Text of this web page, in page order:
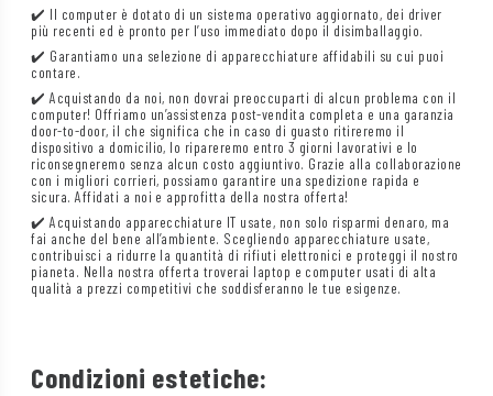
✔️ Il computer è dotato di un sistema operativo aggiornato, dei driver
più recenti ed è pronto per l’uso immediato dopo il disimballaggio.
✔️ Garantiamo una selezione di apparecchiature affidabili su cui puoi
contare.
✔️ Acquistando da noi, non dovrai preoccuparti di alcun problema con il
computer! Offriamo un’assistenza post-vendita completa e una garanzia
door-to-door, il che significa che in caso di guasto ritireremo il
dispositivo a domicilio, lo ripareremo entro 3 giorni lavorativi e lo
riconsegneremo senza alcun costo aggiuntivo. Grazie alla collaborazione
con i migliori corrieri, possiamo garantire una spedizione rapida e
sicura. Affidati a noi e approfitta della nostra offerta!
✔️ Acquistando apparecchiature IT usate, non solo risparmi denaro, ma
fai anche del bene all’ambiente. Scegliendo apparecchiature usate,
contribuisci a ridurre la quantità di rifiuti elettronici e proteggi il nostro
pianeta. Nella nostra offerta troverai laptop e computer usati di alta
qualità a prezzi competitivi che soddisferanno le tue esigenze.
Condizioni estetiche: